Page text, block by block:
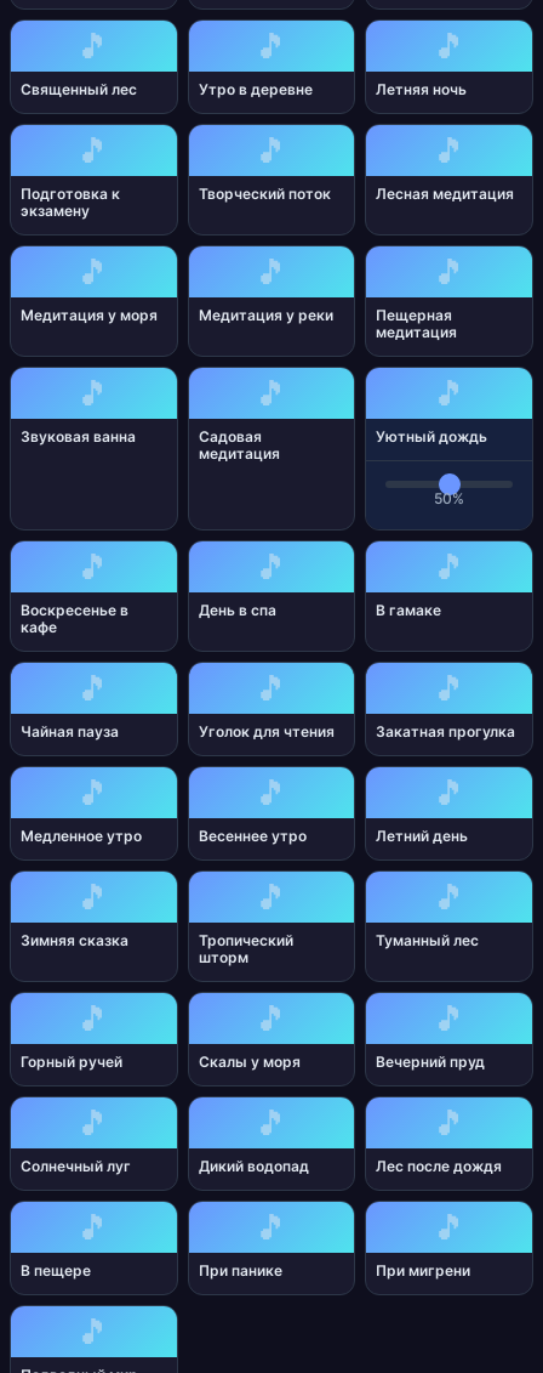
🎵
Священный лес
🎵
Утро в деревне
🎵
Летняя ночь
🎵
Подготовка к
экзамену
🎵
Творческий поток
🎵
Лесная медитация
🎵
Медитация у моря
🎵
Медитация у реки
🎵
Пещерная
медитация
🎵
Звуковая ванна
🎵
Садовая
медитация
🎵
Уютный дождь
50%
🎵
Воскресенье в
кафе
🎵
День в спа
🎵
В гамаке
🎵
Чайная пауза
🎵
Уголок для чтения
🎵
Закатная прогулка
🎵
Медленное утро
🎵
Весеннее утро
🎵
Летний день
🎵
Зимняя сказка
🎵
Тропический
шторм
🎵
Туманный лес
🎵
Горный ручей
🎵
Скалы у моря
🎵
Вечерний пруд
🎵
Солнечный луг
🎵
Дикий водопад
🎵
Лес после дождя
🎵
В пещере
🎵
При панике
🎵
При мигрени
🎵